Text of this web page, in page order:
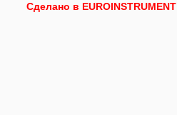
Сделано в EUROINSTRUMENT